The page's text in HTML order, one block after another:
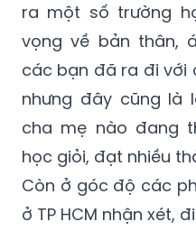
ra một số trường
vọng về bản thân,
các bạn đã ra đi với
nhưng đây cũng là
cha mẹ nào đang
học giỏi, đạt nhiều
Còn ở góc độ các
ở TP HCM nhận xét,